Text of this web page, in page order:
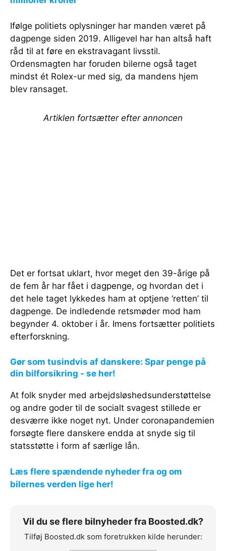
Ifølge politiets oplysninger har manden været på
dagpenge siden 2019. Alligevel har han altså haft
råd til at føre en ekstravagant livsstil.
Ordensmagten har foruden bilerne også taget
mindst ét Rolex-ur med sig, da mandens hjem
blev ransaget.
Artiklen fortsætter efter annoncen
Det er fortsat uklart, hvor meget den 39-årige på
de fem år har fået i dagpenge, og hvordan det i
det hele taget lykkedes ham at optjene ‘retten’ til
dagpenge. De indledende retsmøder mod ham
begynder 4. oktober i år. Imens fortsætter politiets
efterforskning.
Gør som tusindvis af danskere: Spar penge på
din bilforsikring - se her!
At folk snyder med arbejdsløshedsunderstøttelse
og andre goder til de socialt svagest stillede er
desværre ikke noget nyt. Under coronapandemien
forsøgte flere danskere endda at snyde sig til
statsstøtte i form af særlige lån.
Læs flere spændende nyheder fra og om
bilernes verden lige her!
Vil du se flere bilnyheder fra Boosted.dk?
Tilføj Boosted.dk som foretrukken kilde herunder: